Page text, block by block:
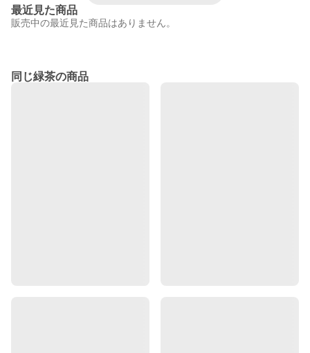
最近見た商品
販売中の最近見た商品はありません。
同じ緑茶の商品